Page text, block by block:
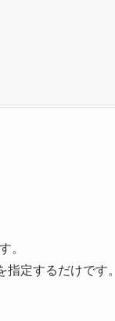
。
指定するだけです。